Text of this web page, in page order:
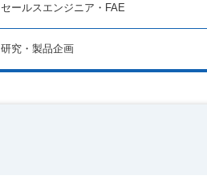
セールスエンジニア・FAE
研究・製品企画